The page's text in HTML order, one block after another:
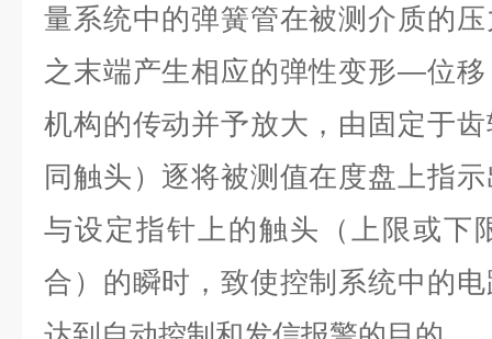
量系统中的弹簧管在被测介质的
之末端产生相应的弹性变形—位
机构的传动并予放大，由固定于
同触头）逐将被测值在度盘上指
与设定指针上的触头（上限或下
合）的瞬时，致使控制系统中的